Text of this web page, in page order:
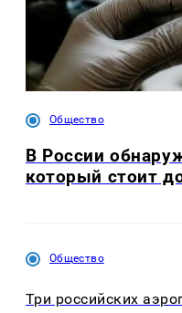
Общество
В России
который стоит
Общество
Три российских